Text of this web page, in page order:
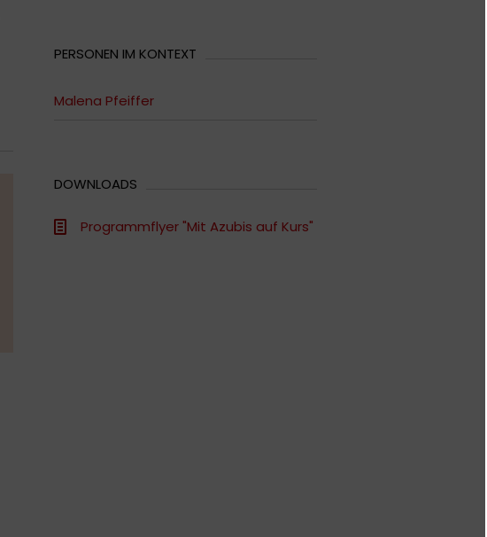
PERSONEN IM KONTEXT
Malena Pfeiffer
DOWNLOADS
Programmflyer "Mit Azubis auf Kurs"